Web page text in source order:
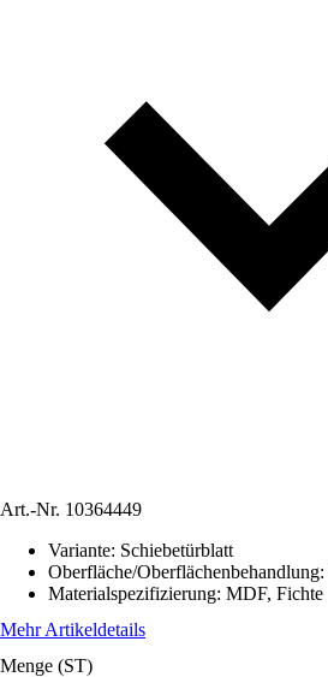
Art.-Nr. 10364449
Variante: Schiebetürblatt
Oberfläche/Oberflächenbehandlung:
Materialspezifizierung: MDF, Fichte
Mehr Artikeldetails
Menge (ST)